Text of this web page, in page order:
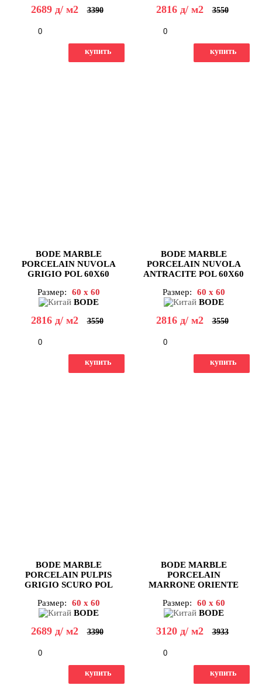
2689 д/ м2 3390
купить
2816 д/ м2 3550
купить
BODE MARBLE
PORCELAIN NUVOLA
GRIGIO POL 60X60
Размер:
60 x 60
BODE
2816 д/ м2 3550
купить
BODE MARBLE
PORCELAIN NUVOLA
ANTRACITE POL 60X60
Размер:
60 x 60
BODE
2816 д/ м2 3550
купить
BODE MARBLE
PORCELAIN PULPIS
GRIGIO SCURO POL
Размер:
60 x 60
BODE
2689 д/ м2 3390
купить
BODE MARBLE
PORCELAIN
MARRONE ORIENTE
Размер:
60 x 60
BODE
3120 д/ м2 3933
купить